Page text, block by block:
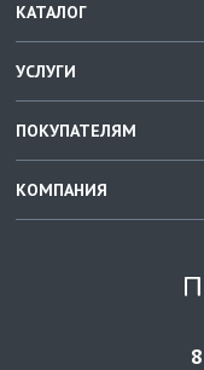
КАТАЛОГ
УСЛУГИ
ПОКУПАТЕЛЯМ
КОМПАНИЯ